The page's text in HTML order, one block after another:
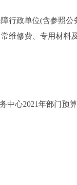
政单位(含参照公
维修费、专用材料
中心2021年部门预